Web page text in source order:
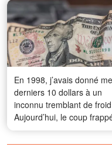
En 1998, j’avais donné
derniers 10 dollars à un
inconnu tremblant de
Aujourd’hui, le coup
ma porte m'a effondrée en
larmes